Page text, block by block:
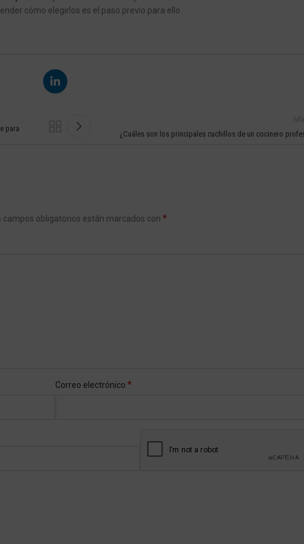
cómo elegirlos es el paso previo para ello.
para
¿Cuáles son los principales cuchillos de un cocinero
campos obligatorios están marcados con *
Correo electrónico*